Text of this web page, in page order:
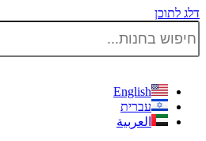
דלג לתוכן
English
עברית
العربية